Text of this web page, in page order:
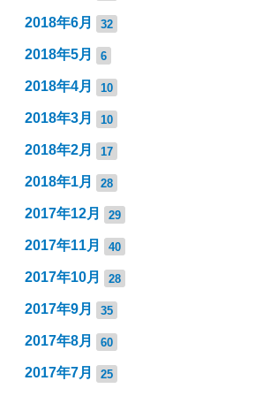
2018年6月 32
2018年5月 6
2018年4月 10
2018年3月 10
2018年2月 17
2018年1月 28
2017年12月 29
2017年11月 40
2017年10月 28
2017年9月 35
2017年8月 60
2017年7月 25